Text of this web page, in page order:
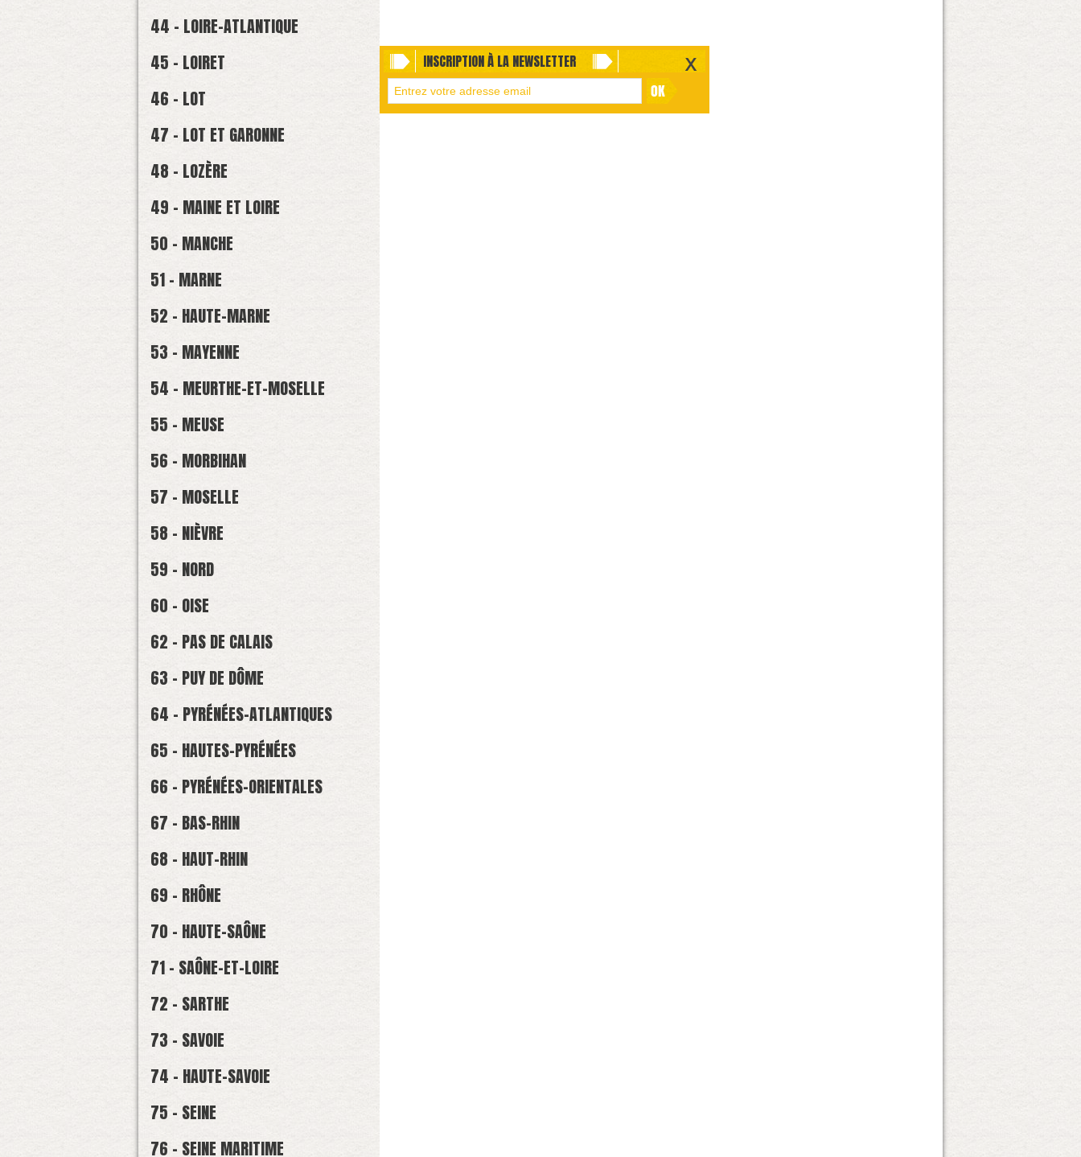
44 - LOIRE-ATLANTIQUE
45 - LOIRET
46 - LOT
47 - LOT ET GARONNE
48 - LOZÈRE
49 - MAINE ET LOIRE
50 - MANCHE
51 - MARNE
52 - HAUTE-MARNE
53 - MAYENNE
54 - MEURTHE-ET-MOSELLE
55 - MEUSE
56 - MORBIHAN
57 - MOSELLE
58 - NIÈVRE
59 - NORD
60 - OISE
62 - PAS DE CALAIS
63 - PUY DE DÔME
64 - PYRÉNÉES-ATLANTIQUES
65 - HAUTES-PYRÉNÉES
66 - PYRÉNÉES-ORIENTALES
67 - BAS-RHIN
68 - HAUT-RHIN
69 - RHÔNE
70 - HAUTE-SAÔNE
71 - SAÔNE-ET-LOIRE
72 - SARTHE
73 - SAVOIE
74 - HAUTE-SAVOIE
75 - SEINE
76 - SEINE MARITIME
INSCRIPTION À LA NEWSLETTER